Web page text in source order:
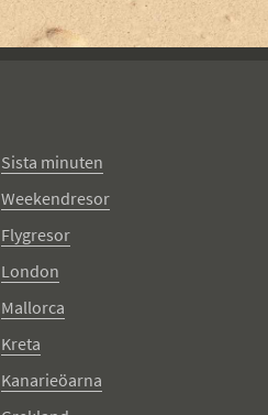
Sista minuten
Weekendresor
Flygresor
London
Mallorca
Kreta
Kanarieöarna